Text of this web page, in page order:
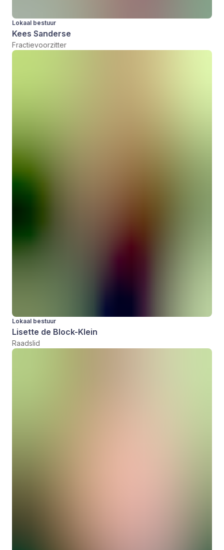
Lokaal bestuur
Kees Sanderse
Fractievoorzitter
Lokaal bestuur
Lisette de Block-Klein
Raadslid